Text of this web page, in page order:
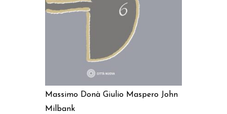
Massimo Donà Giulio Maspero John
Milbank